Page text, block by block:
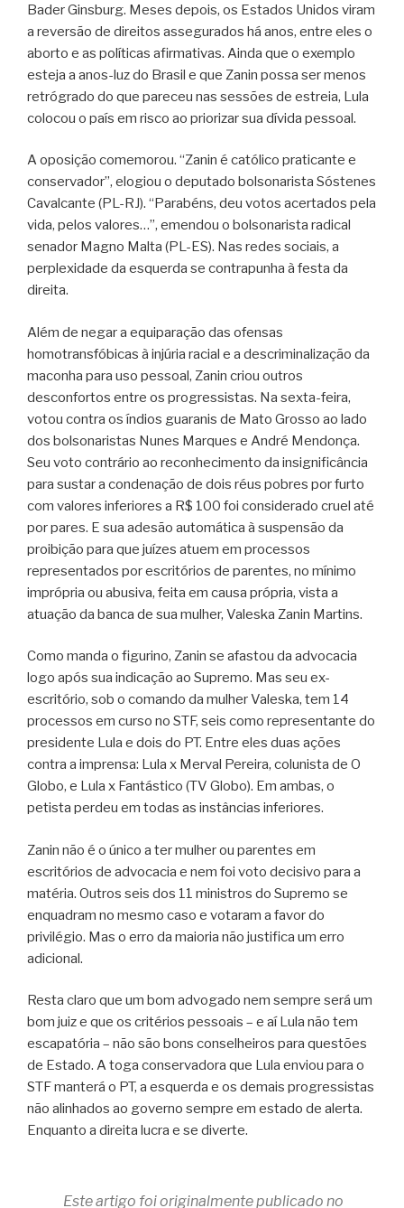
Bader Ginsburg. Meses depois, os Estados Unidos viram
a reversão de direitos assegurados há anos, entre eles o
aborto e as políticas afirmativas. Ainda que o exemplo
esteja a anos-luz do Brasil e que Zanin possa ser menos
retrógrado do que pareceu nas sessões de estreia, Lula
colocou o país em risco ao priorizar sua dívida pessoal.
A oposição comemorou. “Zanin é católico praticante e
conservador”, elogiou o deputado bolsonarista Sóstenes
Cavalcante (PL-RJ). “Parabéns, deu votos acertados pela
vida, pelos valores…”, emendou o bolsonarista radical
senador Magno Malta (PL-ES). Nas redes sociais, a
perplexidade da esquerda se contrapunha à festa da
direita.
Além de negar a equiparação das ofensas
homotransfóbicas à injúria racial e a descriminalização da
maconha para uso pessoal, Zanin criou outros
desconfortos entre os progressistas. Na sexta-feira,
votou contra os índios guaranis de Mato Grosso ao lado
dos bolsonaristas Nunes Marques e André Mendonça.
Seu voto contrário ao reconhecimento da insignificância
para sustar a condenação de dois réus pobres por furto
com valores inferiores a R$ 100 foi considerado cruel até
por pares. E sua adesão automática à suspensão da
proibição para que juízes atuem em processos
representados por escritórios de parentes, no mínimo
imprópria ou abusiva, feita em causa própria, vista a
atuação da banca de sua mulher, Valeska Zanin Martins.
Como manda o figurino, Zanin se afastou da advocacia
logo após sua indicação ao Supremo. Mas seu ex-
escritório, sob o comando da mulher Valeska, tem 14
processos em curso no STF, seis como representante do
presidente Lula e dois do PT. Entre eles duas ações
contra a imprensa: Lula x Merval Pereira, colunista de O
Globo, e Lula x Fantástico (TV Globo). Em ambas, o
petista perdeu em todas as instâncias inferiores.
Zanin não é o único a ter mulher ou parentes em
escritórios de advocacia e nem foi voto decisivo para a
matéria. Outros seis dos 11 ministros do Supremo se
enquadram no mesmo caso e votaram a favor do
privilégio. Mas o erro da maioria não justifica um erro
adicional.
Resta claro que um bom advogado nem sempre será um
bom juiz e que os critérios pessoais – e aí Lula não tem
escapatória – não são bons conselheiros para questões
de Estado. A toga conservadora que Lula enviou para o
STF manterá o PT, a esquerda e os demais progressistas
não alinhados ao governo sempre em estado de alerta.
Enquanto a direita lucra e se diverte.
Este artigo foi originalmente publicado no